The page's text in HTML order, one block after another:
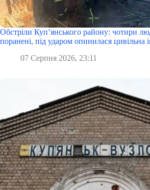
Обстріли Куп’янського району: чотири
поранені, під ударом опинилася цивільна
07 Серпня 2026, 23:11